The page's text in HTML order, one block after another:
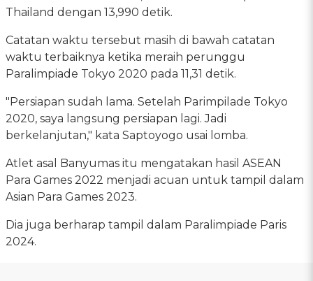
Thailand dengan 13,990 detik.
Catatan waktu tersebut masih di bawah catatan
waktu terbaiknya ketika meraih perunggu
Paralimpiade Tokyo 2020 pada 11,31 detik.
"Persiapan sudah lama. Setelah Parimpilade Tokyo
2020, saya langsung persiapan lagi. Jadi
berkelanjutan," kata Saptoyogo usai lomba.
Atlet asal Banyumas itu mengatakan hasil ASEAN
Para Games 2022 menjadi acuan untuk tampil dalam
Asian Para Games 2023.
Dia juga berharap tampil dalam Paralimpiade Paris
2024.